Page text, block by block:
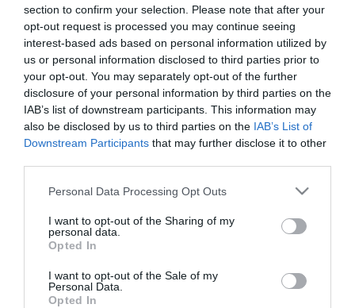
section to confirm your selection. Please note that after your
opt-out request is processed you may continue seeing
interest-based ads based on personal information utilized by
us or personal information disclosed to third parties prior to
your opt-out. You may separately opt-out of the further
disclosure of your personal information by third parties on the
IAB’s list of downstream participants. This information may
also be disclosed by us to third parties on the IAB’s List of
Downstream Participants that may further disclose it to other
Please note that this website/app uses one or more Google
not limited to your visit or usage behaviour. You may click to
grant or deny consent to Google and its third-party tags to
use your data for below specified purposes in below Google
consent section.
Personal Data Processing Opt Outs
I want to opt-out of the Sharing of my
personal data.
Opted In
I want to opt-out of the Sale of my
Personal Data.
Opted In
számára.
Figyelem! A cikkhez hozzáfűzött hozzászólások nem a ma.hu
network nézeteit
tükrözik. A szerkesztőség mindössze a hírek publikációjával foglalkozik, a
kommenteket nem tudja befolyásolni - azok az olvasók személyes véleményét
Kérjük, kulturáltan, mások személyiségi jogainak és jó hírnevének tiszteletben
tartásával kommenteljenek!